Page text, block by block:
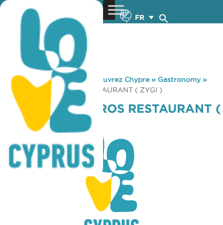
FR
You are here: Home »Découvrez Chypre» Gastronomy»
VOKOLIDA ANDROS RESTAURANT ( ZYGI )
VOKOLIDA ANDROS RESTAURANT (
ZYGI )